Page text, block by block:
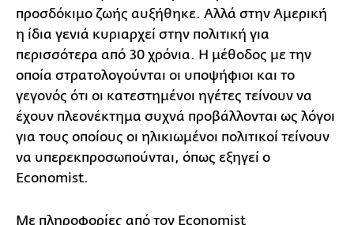
προσδόκιμο ζωής αυξήθηκε. Αλλά στην Αμερική
η ίδια γενιά κυριαρχεί στην πολιτική για
περισσότερα από 30 χρόνια. Η μέθοδος με την
οποία στρατολογούνται οι υποψήφιοι και το
γεγονός ότι οι κατεστημένοι ηγέτες τείνουν να
έχουν πλεονέκτημα συχνά προβάλλονται ως λόγοι
για τους οποίους οι ηλικιωμένοι πολιτικοί τείνουν
να υπερεκπροσωπούνται, όπως εξηγεί ο
Economist.
Με πληροφορίες από τον Economist